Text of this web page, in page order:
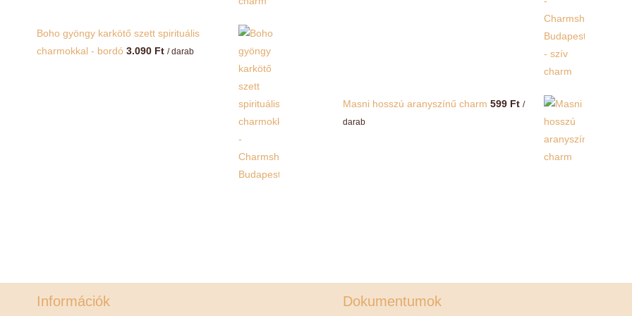
Boho gyöngy karkötő szett spirituális
charmokkal - bordó 3.090 Ft / darab
Masni hosszú aranyszínű charm 599 Ft /
darab
Információk Dokumentumok